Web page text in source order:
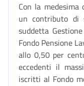
Con la
un contributo di
suddetta
Fondo Pensione
allo 0,50 per
eccedenti il
iscritti al Fondo